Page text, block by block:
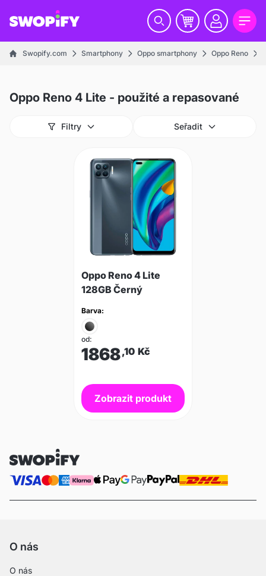
Swopify.com Smartphony Oppo smartphony Oppo Reno
Oppo Reno 4 Lite - použité a repasované
Filtry Seřadit
Oppo Reno 4 Lite
128GB Černý
Barva:
od:
1868,10 Kč
Zobrazit produkt
O nás
O nás